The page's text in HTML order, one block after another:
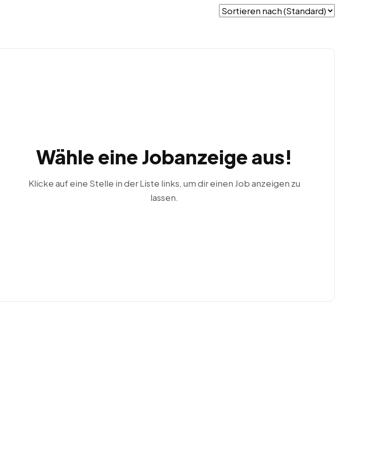
Wähle eine Jobanzeige aus!
Klicke auf eine Stelle in der Liste links, um dir einen Job anzeigen zu
lassen.